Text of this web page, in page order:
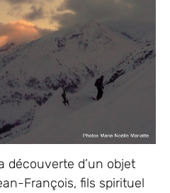
découverte d’un objet
François, fils spirituel